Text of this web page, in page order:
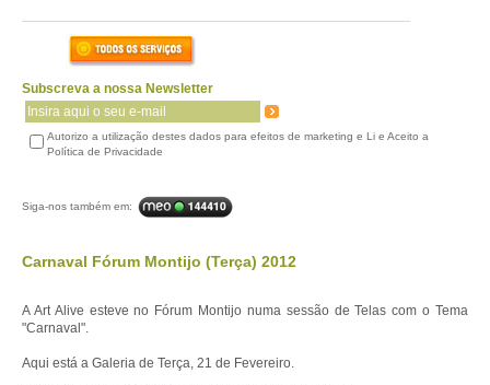
Subscreva a nossa Newsletter
Autorizo a utilização destes dados para efeitos de marketing e Li e Aceito a
Política de Privacidade
Siga-nos também em:
Carnaval Fórum Montijo (Terça) 2012
A Art Alive esteve no Fórum Montijo numa sessão de Telas com o Tema
"Carnaval".
Aqui está a Galeria de Terça, 21 de Fevereiro.